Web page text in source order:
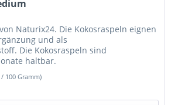
Naturix24. Die Kokosraspeln eignen
und als
Die Kokosraspeln sind
haltbar.
100 Gramm)